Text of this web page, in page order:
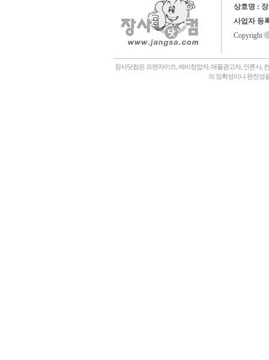
상호명 :
사업자 등
Copyright
장사닷컴은 프랜차이즈, 예비창업자, 매물광고자, 언론사,
의 정확성이나 완전성